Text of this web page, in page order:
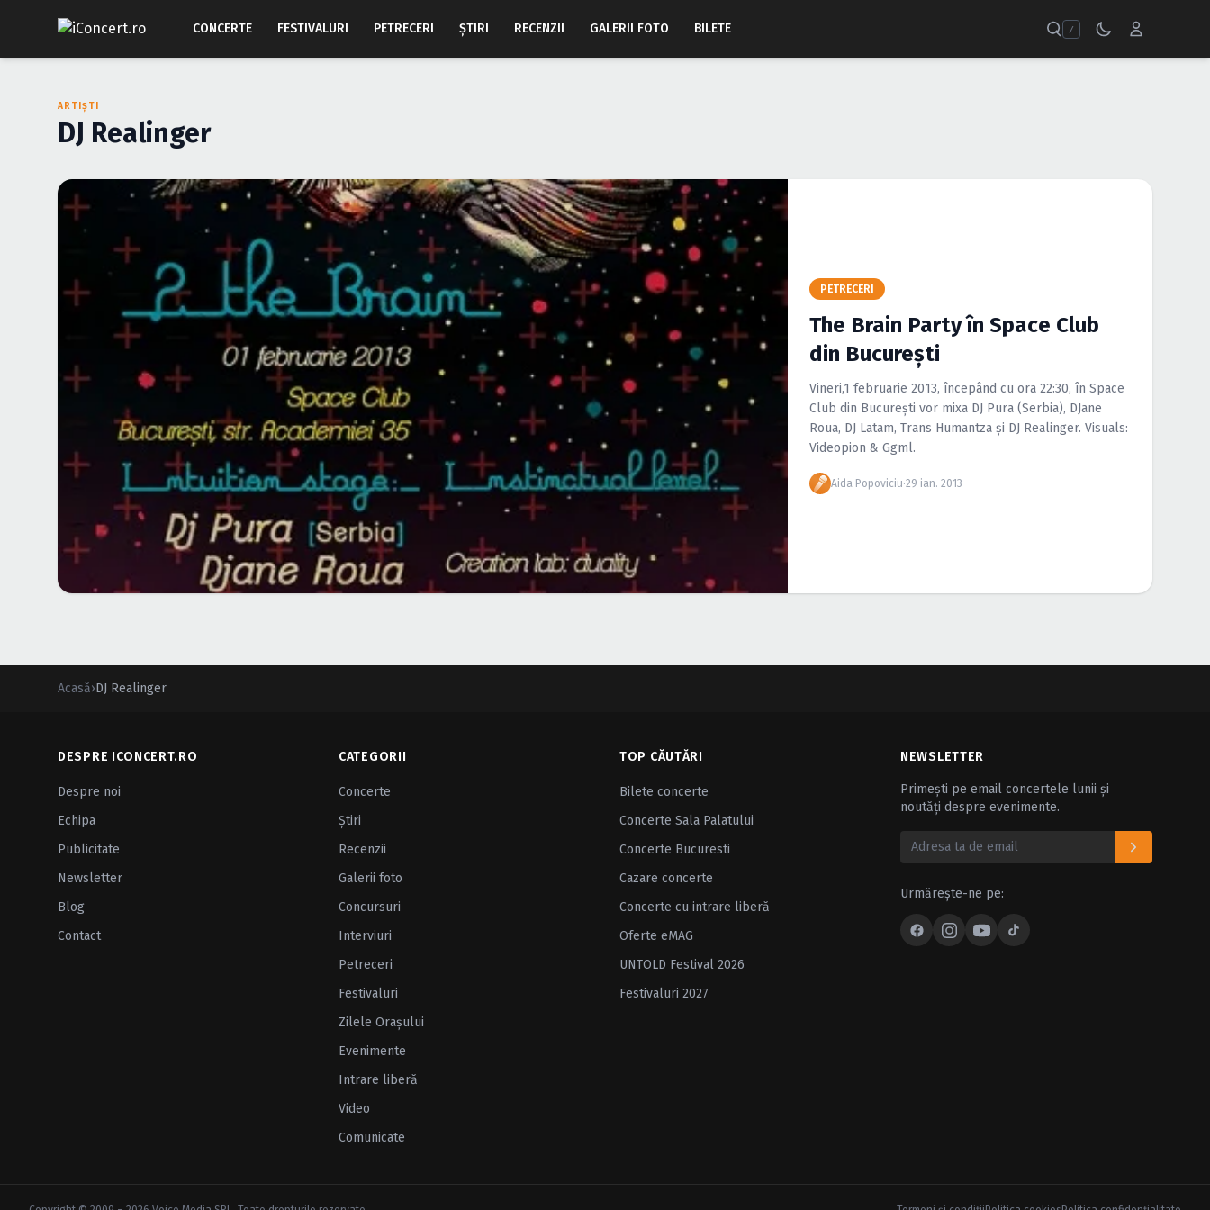
CONCERTE FESTIVALURI PETRECERI ŞTIRI RECENZII GALERII FOTO BILETE /
ARTIȘTI
DJ Realinger
PETRECERI
The Brain Party în Space Club
din Bucureşti
Vineri,1 februarie 2013, începând cu ora 22:30, în Space
Club din Bucureşti vor mixa DJ Pura (Serbia), DJane
Roua, DJ Latam, Trans Humantza şi DJ Realinger. Visuals:
Videopion & Ggml.
Aida Popoviciu·29 ian. 2013
Acasă›DJ Realinger
DESPRE ICONCERT.RO
Despre noi
Echipa
Publicitate
Newsletter
Blog
Contact
CATEGORII
Concerte
Ştiri
Recenzii
Galerii foto
Concursuri
Interviuri
Petreceri
Festivaluri
Zilele Oraşului
Evenimente
Intrare liberă
Video
Comunicate
TOP CĂUTĂRI
Bilete concerte
Concerte Sala Palatului
Concerte Bucuresti
Cazare concerte
Concerte cu intrare liberă
Oferte eMAG
UNTOLD Festival 2026
Festivaluri 2027
NEWSLETTER
Primești pe email concertele lunii și
noutăți despre evenimente.
Urmărește-ne pe: